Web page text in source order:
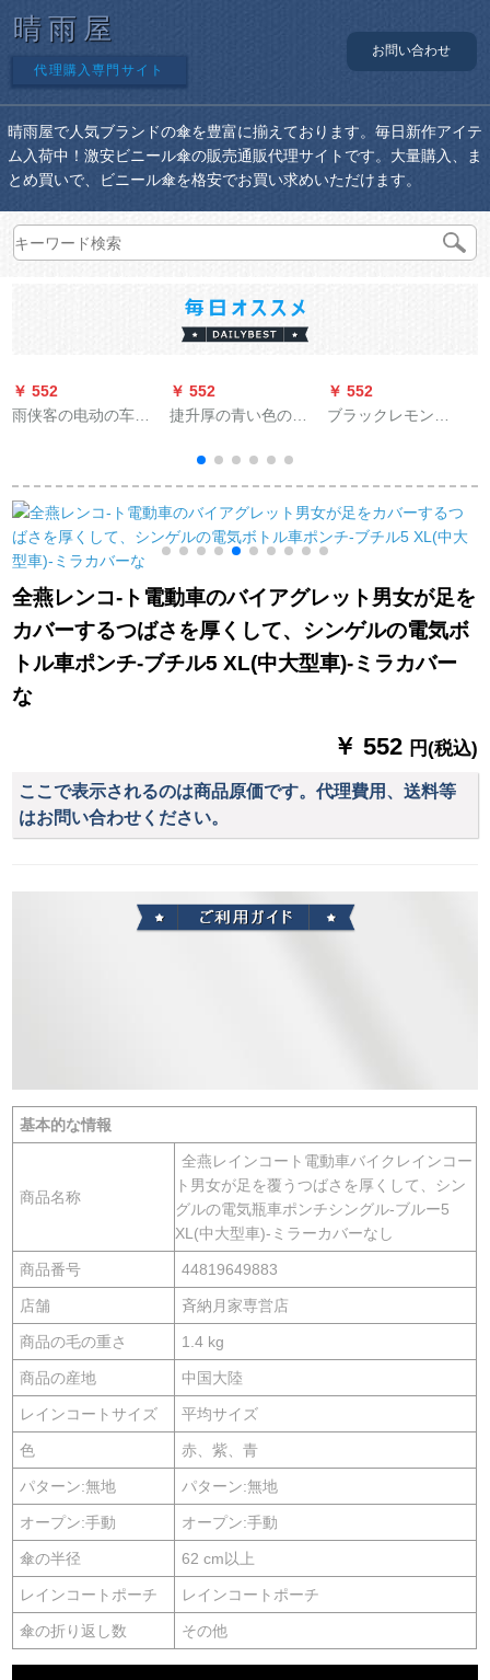
晴雨屋
代理購入専門サイト
お問い合わせ
晴雨屋で人気ブランドの傘を豊富に揃えております。毎日新作アイテ
ム入荷中！激安ビニール傘の販売通販代理サイトです。大量購入、ま
とめ買いで、ビニール傘を格安でお買い求めいただけます。
￥ 552
雨侠客の电动の车の
かりのガスクの防风
の自転车は更に厚い
成人の男性の女性の
シングルスです。
￥ 552
捷升厚の青い色の防
布の帆布PVC防水の
雨ほろの布の油布の
トラックの日よけの
雨を防ぐぐぐぐ防風
と風雪のぼうの10*12
メトル
￥ 552
ブラックレモン
日焼け止め日傘紫外
線防止ミニ日傘ミニ
レモロー
全燕レンコ-ト電動車のバイアグレット男女が足を
カバーするつばさを厚くして、シンゲルの電気ボ
トル車ポンチ-ブチル5 XL(中大型車)-ミラカバー
な
￥ 552 円(税込)
ここで表示されるのは商品原価です。代理費用、送料等
はお問い合わせください。
基本的な情報
商品名称
全燕レインコート電動車バイクレインコー
ト男女が足を覆うつばさを厚くして、シン
グルの電気瓶車ポンチシングル-ブルー5
XL(中大型車)-ミラーカバーなし
商品番号 44819649883
店舗 斉納月家専営店
商品の毛の重さ 1.4 kg
商品の産地 中国大陸
レインコートサイズ 平均サイズ
色 赤、紫、青
パターン:無地 パターン:無地
オープン:手動 オープン:手動
傘の半径 62 cm以上
レインコートポーチ レインコートポーチ
傘の折り返し数 その他